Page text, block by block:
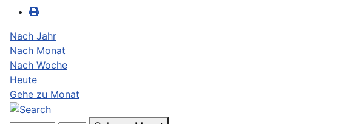
Nach Jahr
Nach Monat
Nach Woche
Heute
Gehe zu Monat